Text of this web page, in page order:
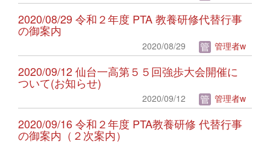
2020/08/29 令和２年度 PTA 教養研修代替行事
の御案内
2020/08/29 管理者w
2020/09/12 仙台一高第５５回強歩大会開催に
ついて(お知らせ)
2020/09/12 管理者w
2020/09/16 令和２年度 PTA教養研修 代替行事
の御案内（２次案内）